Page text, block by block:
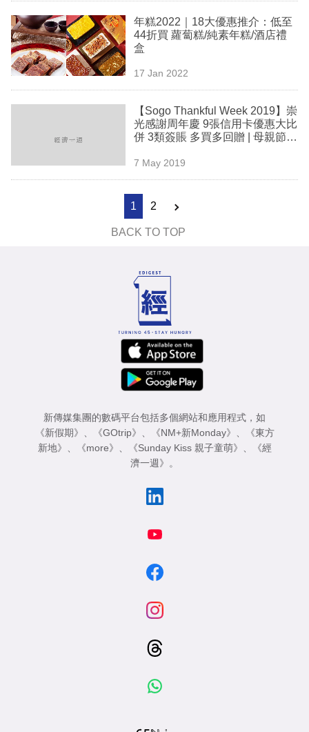
年糕2022｜18大優惠推介：低至
44折買 蘿蔔糕/純素年糕/酒店禮
盒
17 Jan 2022
【Sogo Thankful Week 2019】崇
光感謝周年慶 9張信用卡優惠大比
併 3類簽賬 多買多回贈 | 母親節 |
7 May 2019
1 2
BACK TO TOP
新傳媒集團的數碼平台包括多個網站和應用程式，如
《新假期》 、 《GOtrip》 、 《NM+新Monday》 、
《東方
新地》 、 《more》 、 《Sunday Kiss 親子童萌》 、
《經
濟一週》 。